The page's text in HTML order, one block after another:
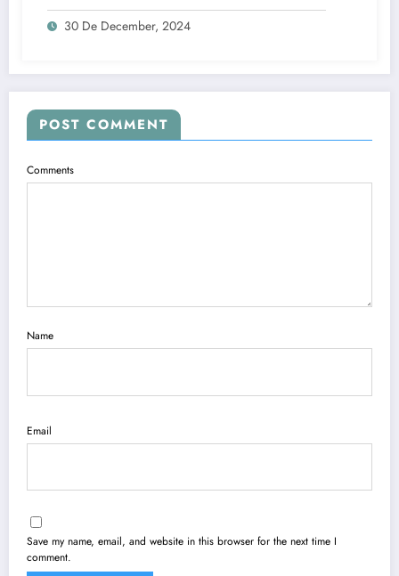
30 De December, 2024
POST COMMENT
Comments
Name
Email
Save my name, email, and website in this browser for the next time I
comment.